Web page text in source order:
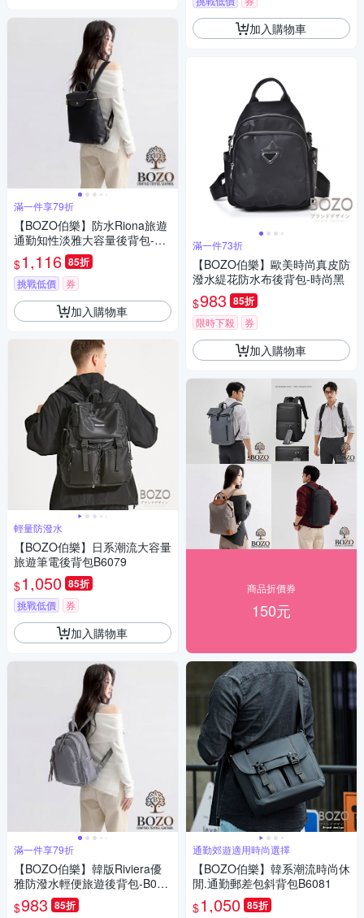
滿一件享79折
【BOZO伯樂】防水Riona旅遊
通勤知性淡雅大容量後背包-B0
273(防水包 經典黑)
$1,116 85折
挑戰低價 券
加入購物車
輕量防潑水
【BOZO伯樂】日系潮流大容量
旅遊筆電後背包B6079
$1,050 85折
挑戰低價 券
加入購物車
滿一件享79折
【BOZO伯樂】韓版Riviera優
雅防潑水輕便旅遊後背包-B026
4(防水包 霧灰藍)
$983 85折
加入購物車
滿一件73折
【BOZO伯樂】歐美時尚真皮防
潑水緹花防水布後背包-時尚黑
$983 85折
限時下殺 券
加入購物車
商品折價券
150元
通勤郊遊適用時尚選擇
【BOZO伯樂】韓系潮流時尚休
閒.通勤郵差包斜背包B6081
$1,050 85折